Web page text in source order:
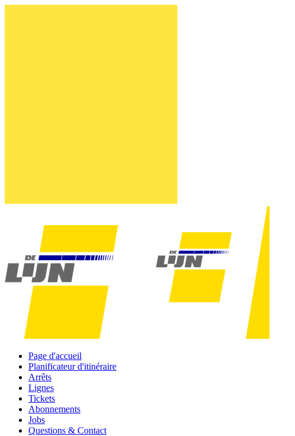
Page d'accueil
Planificateur d'itinéraire
Arrêts
Lignes
Tickets
Abonnements
Jobs
Questions & Contact